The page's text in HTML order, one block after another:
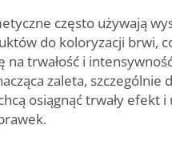
często używają
do koloryzacji brwi,
na trwałość i
zaleta, szczególnie
osiągnąć trwały efekt i